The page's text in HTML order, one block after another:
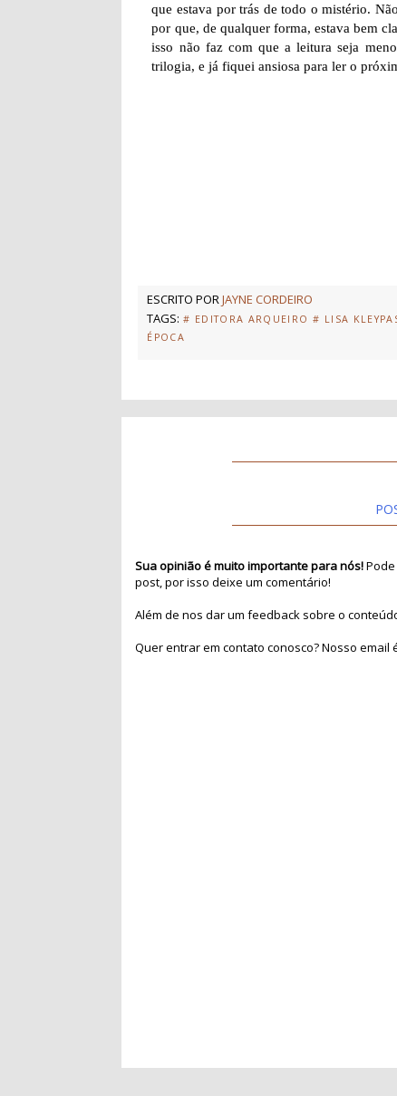
que estava por trás de todo o mistério.
por que, de qualquer forma, estava bem
isso não faz com que a leitura seja
trilogia, e já fiquei ansiosa para ler o
ESCRITO PORJAYNE CORDEIRO
TAGS: # EDITORA ARQUEIRO # LISA
ÉPOCA
Sua opinião é muito importante para nós!
post, por isso deixe um comentário!
Além de nos dar um feedback sobre o
Quer entrar em contato conosco? Nosso email